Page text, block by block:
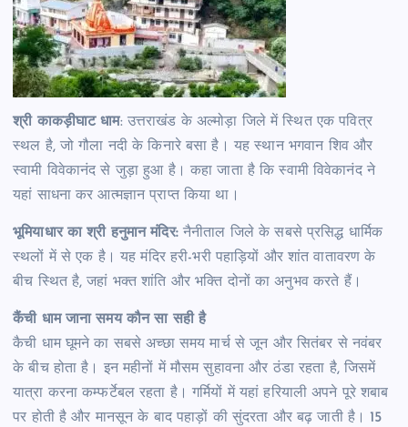
श्री काकड़ीघाट धाम: उत्तराखंड के अल्मोड़ा जिले में स्थित एक पवित्र
स्थल है, जो गौला नदी के किनारे बसा है। यह स्थान भगवान शिव और
स्वामी विवेकानंद से जुड़ा हुआ है। कहा जाता है कि स्वामी विवेकानंद ने
यहां साधना कर आत्मज्ञान प्राप्त किया था।
भूमियाधार का श्री हनुमान मंदिर:नैनीताल जिले के सबसे प्रसिद्ध धार्मिक
स्थलों में से एक है। यह मंदिर हरी-भरी पहाड़ियों और शांत वातावरण के
बीच स्थित है, जहां भक्त शांति और भक्ति दोनों का अनुभव करते हैं।
कैंची धाम जाना समय कौन सा सही है
​कैची धाम घूमने का सबसे अच्छा समय मार्च से जून और सितंबर से नवंबर
के बीच होता है। इन महीनों में मौसम सुहावना और ठंडा रहता है, जिसमें
यात्रा करना कम्फर्टेबल रहता है। गर्मियों में यहां हरियाली अपने पूरे शबाब
पर होती है और मानसून के बाद पहाड़ों की सुंदरता और बढ़ जाती है। 15